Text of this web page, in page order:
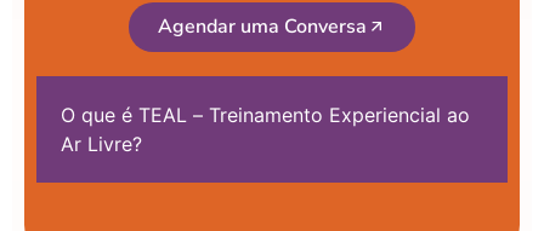
O que é TEAL – Treinamento Experiencial ao
Ar Livre?
Agendar uma Conversa